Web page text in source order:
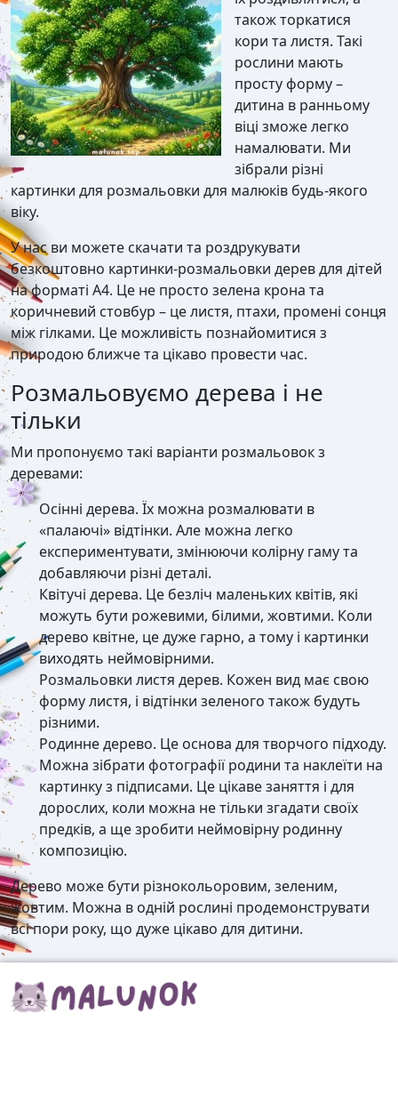
також торкатися
кори та листя. Такі
рослини мають
просту форму –
дитина в ранньому
віці зможе легко
намалювати. Ми
зібрали різні
картинки для розмальовки для малюків будь-якого
віку.
У нас ви можете скачати та роздрукувати
безкоштовно картинки-розмальовки дерев для дітей
на форматі А4. Це не просто зелена крона та
коричневий стовбур – це листя, птахи, промені сонця
між гілками. Це можливість познайомитися з
природою ближче та цікаво провести час.
Розмальовуємо дерева і не
тільки
Ми пропонуємо такі варіанти розмальовок з
деревами:
Осінні дерева. Їх можна розмалювати в
«палаючі» відтінки. Але можна легко
експериментувати, змінюючи колірну гаму та
добавляючи різні деталі.
Квітучі дерева. Це безліч маленьких квітів, які
можуть бути рожевими, білими, жовтими. Коли
дерево квітне, це дуже гарно, а тому і картинки
виходять неймовірними.
Розмальовки листя дерев. Кожен вид має свою
форму листя, і відтінки зеленого також будуть
різними.
Родинне дерево. Це основа для творчого підходу.
Можна зібрати фотографії родини та наклеїти на
картинку з підписами. Це цікаве заняття і для
дорослих, коли можна не тільки згадати своїх
предків, а ще зробити неймовірну родинну
композицію.
Дерево може бути різнокольоровим, зеленим,
жовтим. Можна в одній рослині продемонструвати
всі пори року, що дуже цікаво для дитини.